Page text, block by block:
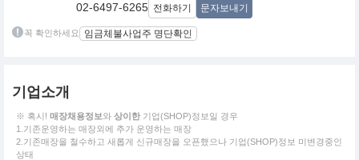
02-6497-6265 전화하기 문자보내기
꼭 확인하세요 임금체불사업주 명단확인
기업소개
※ 혹시! 매장채용정보와 상이한 기업(SHOP)정보일 경우
1.기존운영하는 매장외에 추가 운영하는 매장
2.기존매장을 철수하고 새롭게 신규매장을 오픈했으나 기업(SHOP)정보 미변경중인
상태